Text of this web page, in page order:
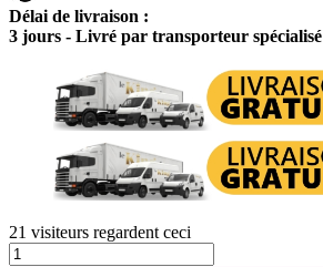
Délai de livraison :
3 jours - Livré par transporteur spécialisé
21 visiteurs regardent ceci